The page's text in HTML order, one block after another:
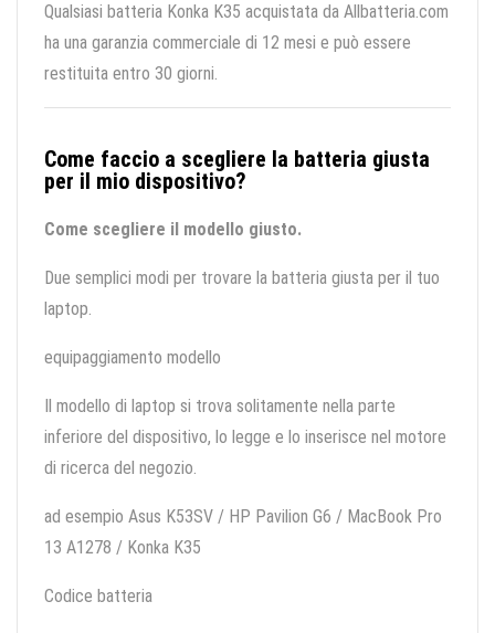
Qualsiasi batteria Konka K35 acquistata da Allbatteria.com
ha una garanzia commerciale di 12 mesi e può essere
restituita entro 30 giorni.
Come faccio a scegliere la batteria giusta
per il mio dispositivo?
Come scegliere il modello giusto.
Due semplici modi per trovare la batteria giusta per il tuo
laptop.
equipaggiamento modello
Il modello di laptop si trova solitamente nella parte
inferiore del dispositivo, lo legge e lo inserisce nel motore
di ricerca del negozio.
ad esempio Asus K53SV / HP Pavilion G6 / MacBook Pro
13 A1278 / Konka K35
Codice batteria